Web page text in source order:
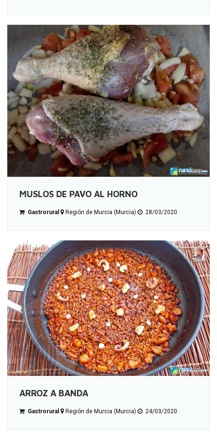
MUSLOS DE PAVO AL HORNO
Gastrorural Región de Murcia (Murcia) 28/03/2020
ARROZ A BANDA
Gastrorural Región de Murcia (Murcia) 24/03/2020